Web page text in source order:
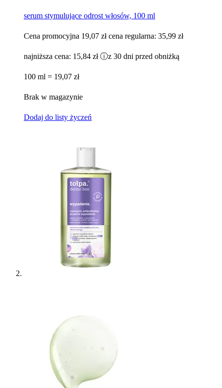
serum stymulujące odrost włosów, 100 ml
Cena promocyjna 19,07 zł cena regularna: 35,99 zł
najniższa cena: 15,84 zł ⓘz 30 dni przed obniżką
100 ml = 19,07 zł
Brak w magazynie
Dodaj do listy życzeń